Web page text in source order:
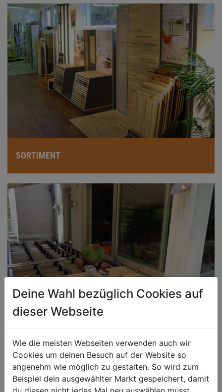
SORTIMENT
Deine Wahl bezüglich Cookies auf
dieser Webseite
Wie die meisten Webseiten verwenden auch wir
Cookies um deinen Besuch auf der Website so
angenehm wie möglich zu gestalten. So wird zum
Beispiel dein ausgewählter Markt gespeichert, damit